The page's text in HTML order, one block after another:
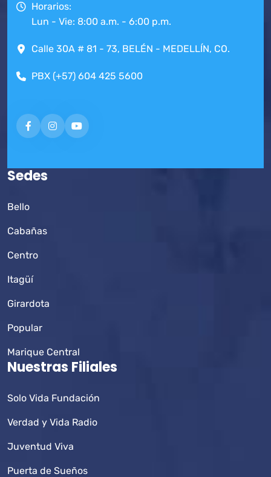
Horarios:
Lun - Vie: 8:00 a.m. - 6:00 p.m.
Calle 30A # 81 - 73, BELÉN - MEDELLÍN, CO.
PBX (+57) 604 425 5600
Sedes
Bello
Cabañas
Centro
Itagüí
Girardota
Popular
Marique Central
Nuestras Filiales
Solo Vida Fundación
Verdad y Vida Radio
Juventud Viva
Puerta de Sueños